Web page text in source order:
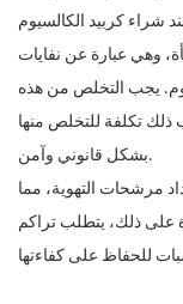
شراء كربيد الكالسيوم
وهي عبارة عن نفايات
يجب التخلص من هذه
ذلك تكلفة للتخلص منها
بشكل قانوني وآمن.
مرشحات التهوية، مما
على ذلك، يتطلب تراكم